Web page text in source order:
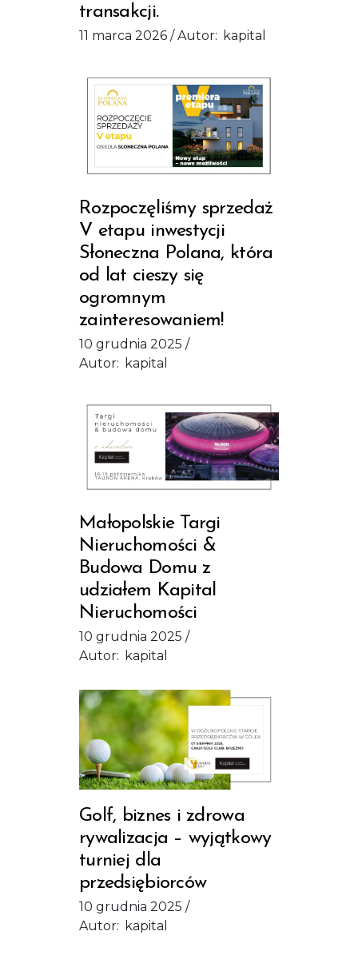
transakcji.
11 marca 2026 Autor: kapital
Rozpoczęliśmy sprzedaż
V etapu inwestycji
Słoneczna Polana, która
od lat cieszy się
ogromnym
zainteresowaniem!
10 grudnia 2025
Autor: kapital
Małopolskie Targi
Nieruchomości &
Budowa Domu z
udziałem Kapital
Nieruchomości
10 grudnia 2025
Autor: kapital
Golf, biznes i zdrowa
rywalizacja – wyjątkowy
turniej dla
przedsiębiorców
10 grudnia 2025
Autor: kapital